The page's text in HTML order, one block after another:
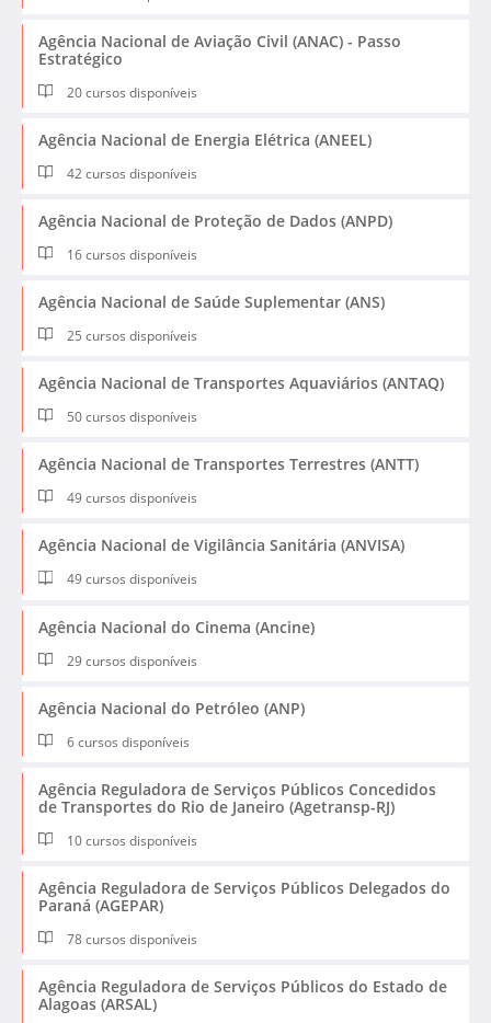
Agência Nacional de Aviação Civil (ANAC) - Passo
Estratégico
20 cursos disponíveis
Agência Nacional de Energia Elétrica (ANEEL)
42 cursos disponíveis
Agência Nacional de Proteção de Dados (ANPD)
16 cursos disponíveis
Agência Nacional de Saúde Suplementar (ANS)
25 cursos disponíveis
Agência Nacional de Transportes Aquaviários (ANTAQ)
50 cursos disponíveis
Agência Nacional de Transportes Terrestres (ANTT)
49 cursos disponíveis
Agência Nacional de Vigilância Sanitária (ANVISA)
49 cursos disponíveis
Agência Nacional do Cinema (Ancine)
29 cursos disponíveis
Agência Nacional do Petróleo (ANP)
6 cursos disponíveis
Agência Reguladora de Serviços Públicos Concedidos
de Transportes do Rio de Janeiro (Agetransp-RJ)
10 cursos disponíveis
Agência Reguladora de Serviços Públicos Delegados do
Paraná (AGEPAR)
78 cursos disponíveis
Agência Reguladora de Serviços Públicos do Estado de
Alagoas (ARSAL)